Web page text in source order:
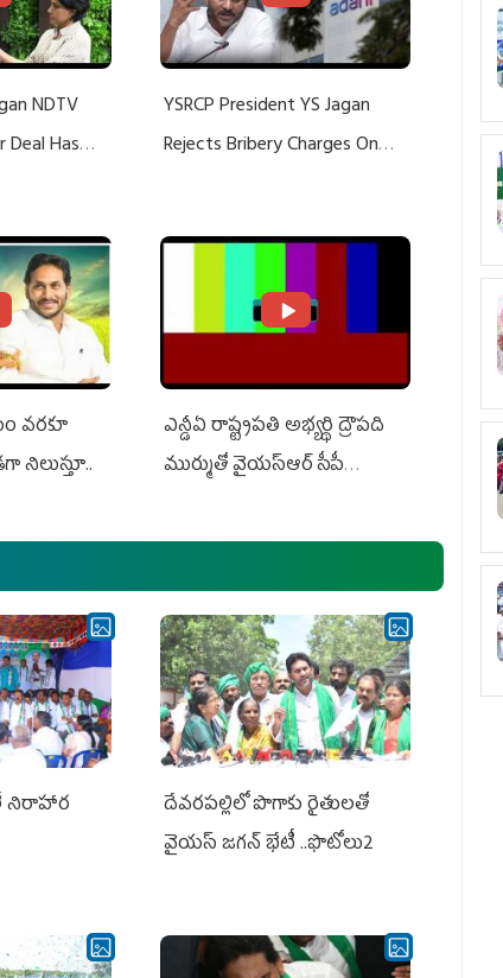
NDTV
Has
YSRCP President YS Jagan
Rejects Bribery Charges On
వరకూ
ఎన్డీఏ రాష్ట్ర‌ప‌తి అభ్య‌ర్థి ద్రౌప‌ది
ముర్ముతో వైయ‌స్ఆర్ సీపీ
ఎమ్మెల్యేలు, ఎంపీల స‌మావేశం
నిరాహార
దేవరపల్లిలో పొగాకు రైతులతో
వైయస్ జగన్ భేటీ ..ఫొటోలు2